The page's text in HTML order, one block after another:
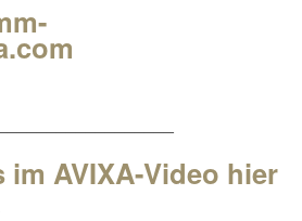
im AVIXA-Video hier